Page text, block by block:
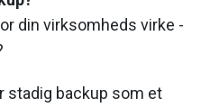
din virksomheds virke -
stadig backup som et